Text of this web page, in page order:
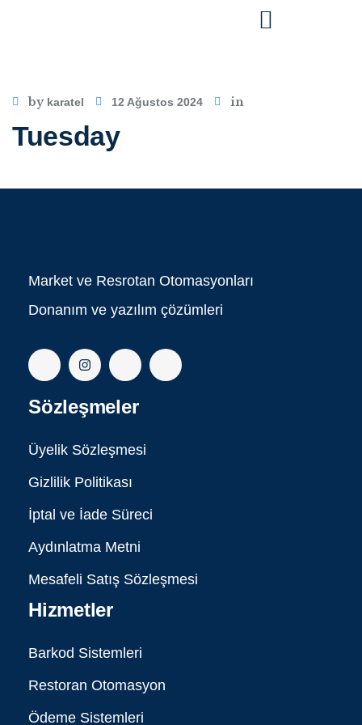
by karatel 12 Ağustos 2024 in
Tuesday
Market ve Resrotan Otomasyonları
Donanım ve yazılım çözümleri
Sözleşmeler
Üyelik Sözleşmesi
Gizlilik Politikası
İptal ve İade Süreci
Aydınlatma Metni
Mesafeli Satış Sözleşmesi
Hizmetler
Barkod Sistemleri
Restoran Otomasyon
Ödeme Sistemleri